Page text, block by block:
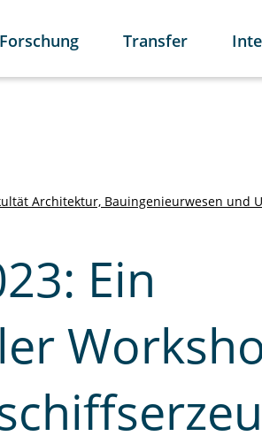
Forschung Transfer
Architektur, Bauingenieurwesen und
Ein